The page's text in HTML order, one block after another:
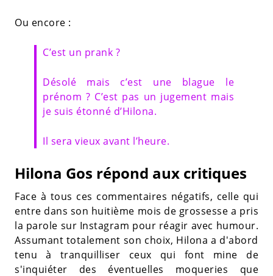
Ou encore :
C’est un prank ?
Désolé mais c’est une blague le
prénom ? C’est pas un jugement mais
je suis étonné d’Hilona.
Il sera vieux avant l’heure.
Hilona Gos répond aux critiques
Face à tous ces commentaires négatifs, celle qui
entre dans son huitième mois de grossesse a pris
la parole sur Instagram pour réagir avec humour.
Assumant totalement son choix, Hilona a d'abord
tenu à tranquilliser ceux qui font mine de
s'inquiéter des éventuelles moqueries que